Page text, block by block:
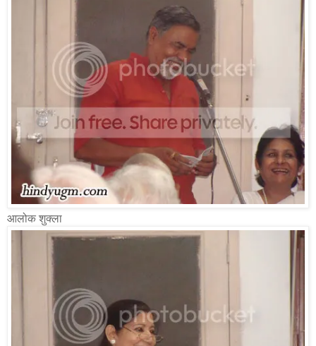
आलोक शुक्ला